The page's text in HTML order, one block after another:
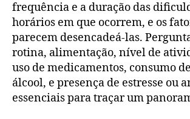
frequência e a duração das
horários em que ocorrem, e os
parecem desencadeá-las.
rotina, alimentação, nível de
uso de medicamentos, consumo
álcool, e presença de estresse ou
essenciais para traçar um